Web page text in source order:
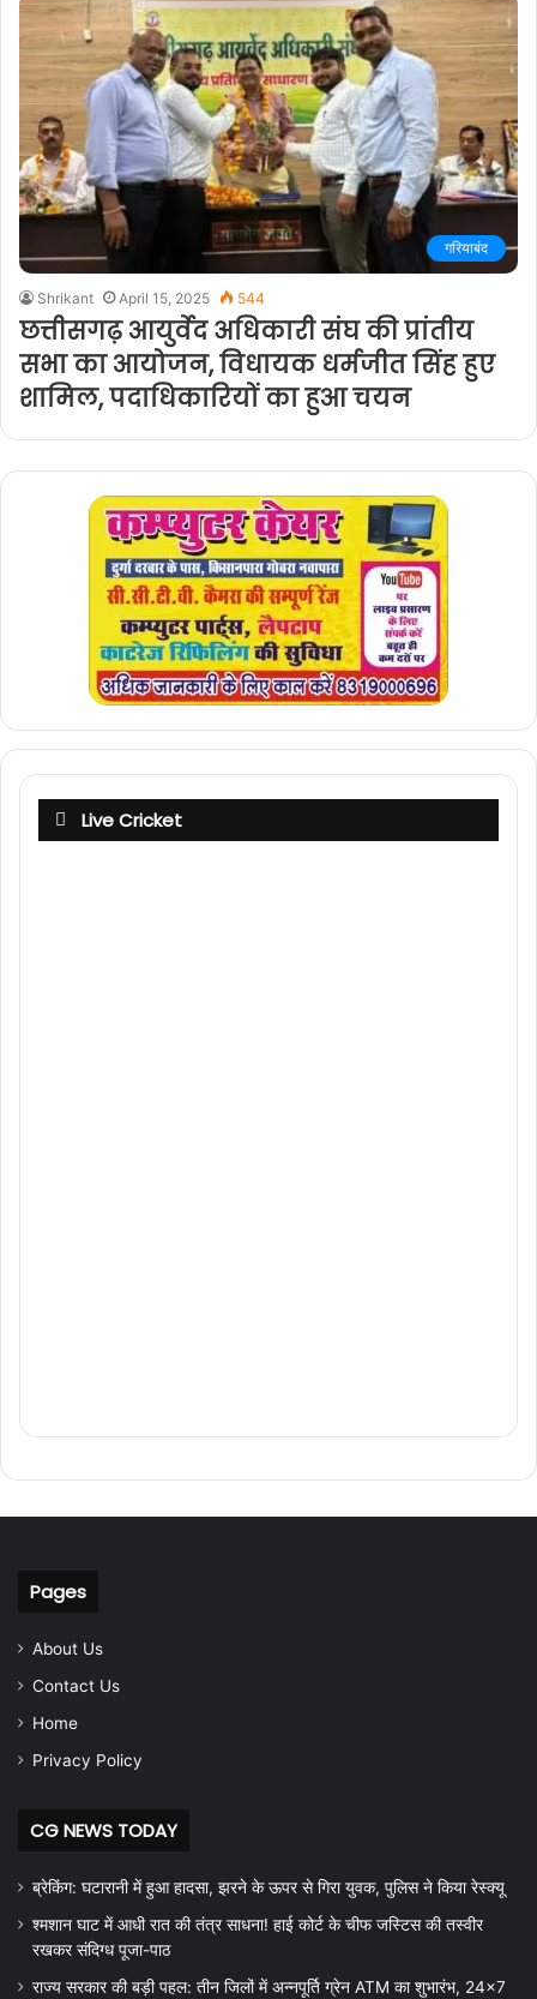
गरियाबंद
Shrikant April 15, 2025 544
छत्तीसगढ़ आयुर्वेद अधिकारी संघ की प्रांतीय
सभा का आयोजन, विधायक धर्मजीत सिंह हुए
शामिल, पदाधिकारियों का हुआ चयन
Live Cricket
Pages
About Us
Contact Us
Home
Privacy Policy
CG NEWS TODAY
ब्रेकिंग: घटारानी में हुआ हादसा, झरने के ऊपर से गिरा युवक, पुलिस ने किया रेस्क्यू
श्मशान घाट में आधी रात की तंत्र साधना! हाई कोर्ट के चीफ जस्टिस की तस्वीर
रखकर संदिग्ध पूजा-पाठ
राज्य सरकार की बड़ी पहल: तीन जिलों में अन्नपूर्ति ग्रेन ATM का शुभारंभ, 24×7